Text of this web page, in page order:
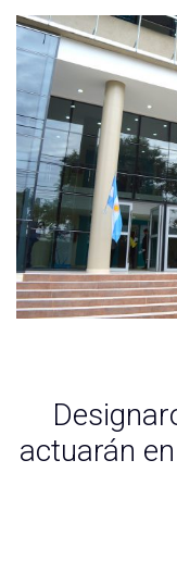
actuarán